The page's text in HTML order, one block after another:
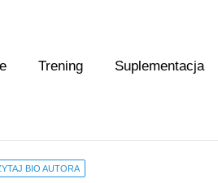
Trening Suplementacja
BIO AUTORA